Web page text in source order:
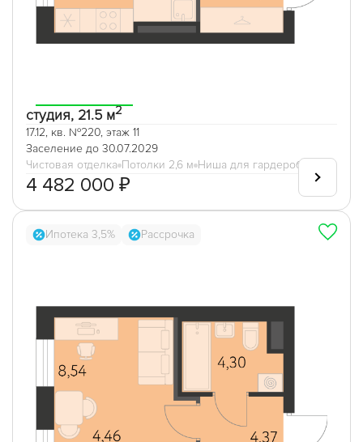
студия, 21.5 м2
17.12, кв. №220, этаж 11
Заселение до 30.07.2029
Чистовая отделка Потолки 2,6 м Ниша для гардеробной
4 482 000 ₽
Ипотека 3,5% Рассрочка